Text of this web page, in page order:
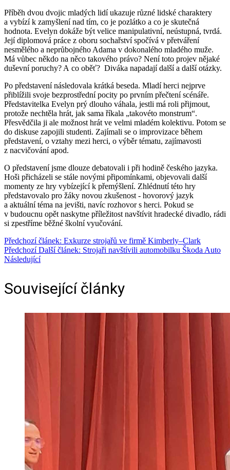
Příběh dvou dvojic mladých lidí ukazuje různé lidské charaktery
a vybízí k zamyšlení nad tím, co je pozlátko a co je skutečná
hodnota. Evelyn dokáže být velice manipulativní, neústupná, tvrdá.
Její diplomová práce z oboru sochařství spočívá v přetváření
nesmělého a neprůbojného Adama v dokonalého mladého muže.
Má vůbec někdo na něco takového právo? Není toto projev nějaké
duševní poruchy? A co oběť? Diváka napadají další a další otázky.
Po představení následovala krátká beseda. Mladí herci nejprve
přiblížili svoje bezprostřední pocity po prvním přečtení scénáře.
Představitelka Evelyn prý dlouho váhala, jestli má roli přijmout,
protože nechtěla hrát, jak sama říkala „takovéto monstrum“.
Přesvědčila ji ale možnost hrát ve velmi mladém kolektivu. Potom se
do diskuse zapojili studenti. Zajímali se o improvizace během
představení, o vztahy mezi herci, o výběr tématu, zajímavosti
z nacvičování apod.
O představení jsme dlouze debatovali i při hodině českého jazyka.
Hoši přicházeli se stále novými připomínkami, objevovali další
momenty ze hry vybízející k přemýšlení. Zhlédnutí této hry
představovalo pro žáky novou zkušenost ‑ hovorový jazyk
a aktuální téma na jevišti, navíc rozhovor s herci. Pokud se
v budoucnu opět naskytne příležitost navštívit hradecké divadlo, rádi
si zpestříme běžné školní vyučování.
Předchozí článek: Exkurze strojařů ve firmě Kimberly–Clark
Předchozí Další článek: Strojaři navštívili automobilku Škoda Auto
Následující
Související články